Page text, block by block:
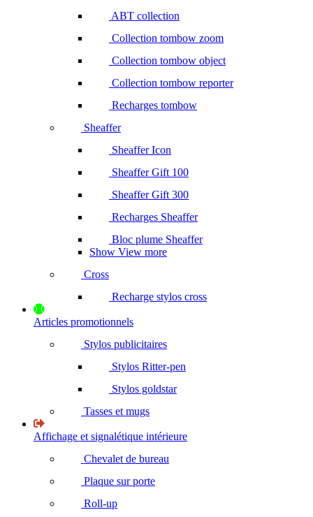
ABT collection
Collection tombow zoom
Collection tombow object
Collection tombow reporter
Recharges tombow
Sheaffer
Sheaffer Icon
Sheaffer Gift 100
Sheaffer Gift 300
Recharges Sheaffer
Bloc plume Sheaffer
Show View more
Cross
Recharge stylos cross
Articles promotionnels
Stylos publicitaires
Stylos Ritter-pen
Stylos goldstar
Tasses et mugs
Affichage et signalétique intérieure
Chevalet de bureau
Plaque sur porte
Roll-up